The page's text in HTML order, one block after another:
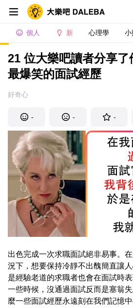
個人 新 心理學 小
21 位大樂吧讀者分享了
最爆笑的面試經歷
好奇心
- - -
出色完成一次求職面試絕非易事。
況下，想要保持冷靜不出醜簡直讓
是經驗老道的求職者也會在面試時
一些時候，沒通過面試反而是塞翁
麼一些面試經歷永遠刻在我們記憶